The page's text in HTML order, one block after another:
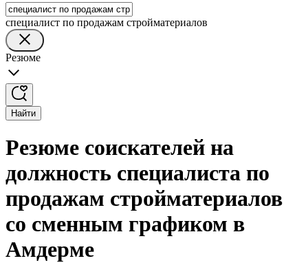
специалист по продажам стройматериалов
Резюме
Найти
Резюме соискателей на
должность специалиста по
продажам стройматериалов
со сменным графиком в
Амдерме